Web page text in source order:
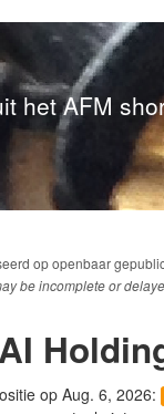
het AFM
op openbaar
be incomplete or
op Aug. 6, 2026: